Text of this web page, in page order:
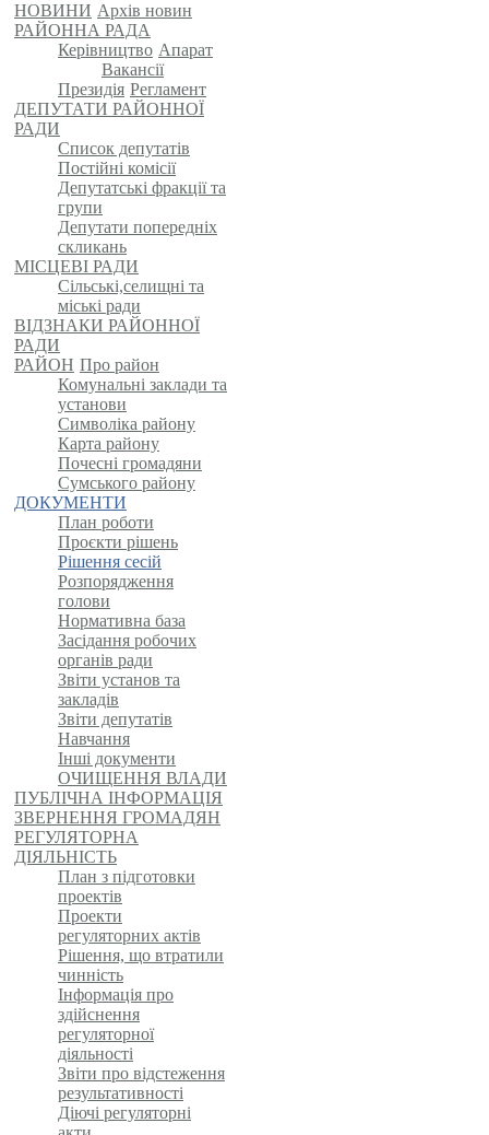
НОВИНИ Архів новин
РАЙОННА РАДА
Керівництво Апарат
Вакансії
Президія Регламент
ДЕПУТАТИ РАЙОННОЇ
РАДИ
Список депутатів
Постійні комісії
Депутатські фракції та
групи
Депутати попередніх
скликань
МІСЦЕВІ РАДИ
Сільські,селищні та
міські ради
ВІДЗНАКИ РАЙОННОЇ
РАДИ
РАЙОН Про район
Комунальні заклади та
установи
Символіка району
Карта району
Почесні громадяни
Сумського району
ДОКУМЕНТИ
План роботи
Проєкти рішень
Рішення сесій
Розпорядження
голови
Нормативна база
Засідання робочих
органів ради
Звіти установ та
закладів
Звіти депутатів
Навчання
Інші документи
ОЧИЩЕННЯ ВЛАДИ
ПУБЛІЧНА ІНФОРМАЦІЯ
ЗВЕРНЕННЯ ГРОМАДЯН
РЕГУЛЯТОРНА
ДІЯЛЬНІСТЬ
План з підготовки
проектів
Проекти
регуляторних актів
Рішення, що втратили
чинність
Інформація про
здійснення
регуляторної
діяльності
Звіти про відстеження
результативності
Діючі регуляторні